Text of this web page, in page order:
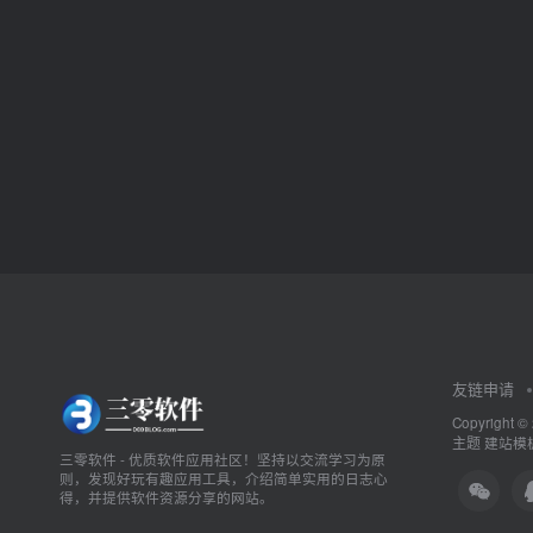
三零软件 - 优质软件应用社区！坚持以交流学习为原
则，发现好玩有趣应用工具，介绍简单实用的日志心
得，并提供软件资源分享的网站。
友链申请
Copyright
主题 建站模